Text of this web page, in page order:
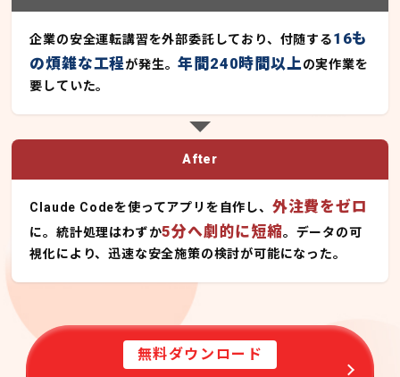
企業の安全運転講習を外部委託しており、付随する16も
の煩雑な工程が発生。年間240時間以上の実作業を
要していた。
After
Claude Codeを使ってアプリを自作し、 外注費をゼロ
に。統計処理はわずか5分へ劇的に短縮。データの可
視化により、迅速な安全施策の検討が可能になった。
無料ダウンロード